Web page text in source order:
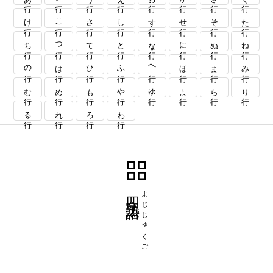
け行 こ行 さ行 し行 す行 せ行 そ行 た行
ち行 つ行 て行 と行 な行 に行 ぬ行 ね行
の行 は行 ひ行 ふ行 へ行 ほ行 ま行 み行
む行 め行 も行 や行 ゆ行 よ行 ら行 り行
る行 れ行 ろ行 わ行
よじじゅくご